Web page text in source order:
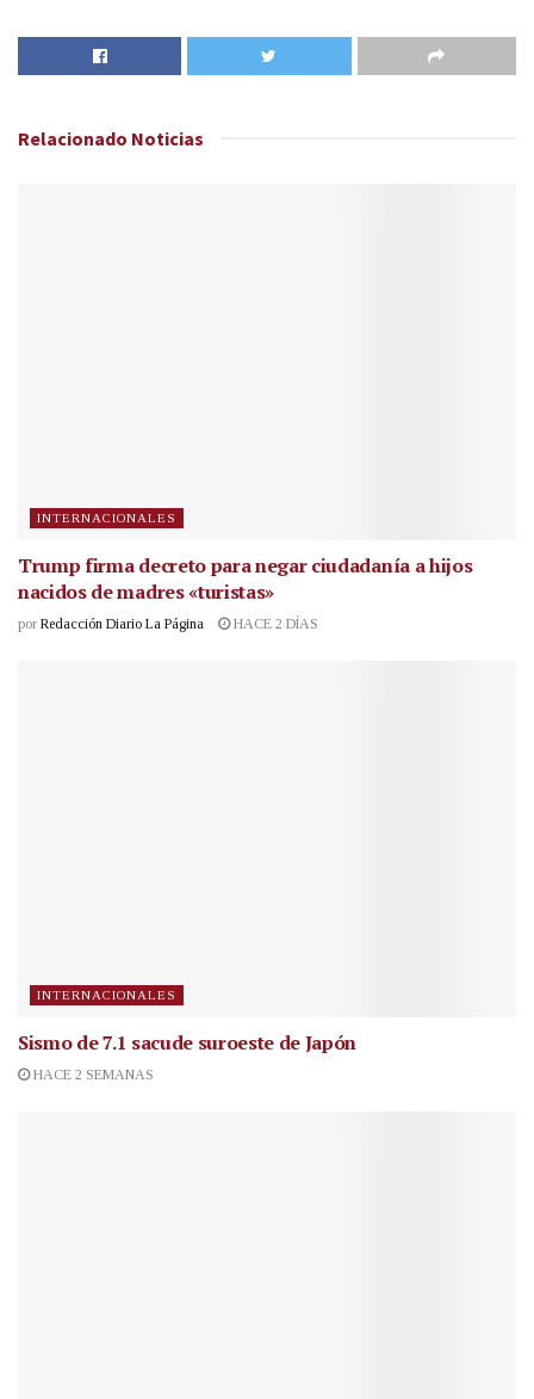
Relacionado Noticias
INTERNACIONALES
Trump firma decreto para negar ciudadanía a hijos
nacidos de madres «turistas»
por Redacción Diario La Página HACE 2 DÍAS
INTERNACIONALES
Sismo de 7.1 sacude suroeste de Japón
HACE 2 SEMANAS